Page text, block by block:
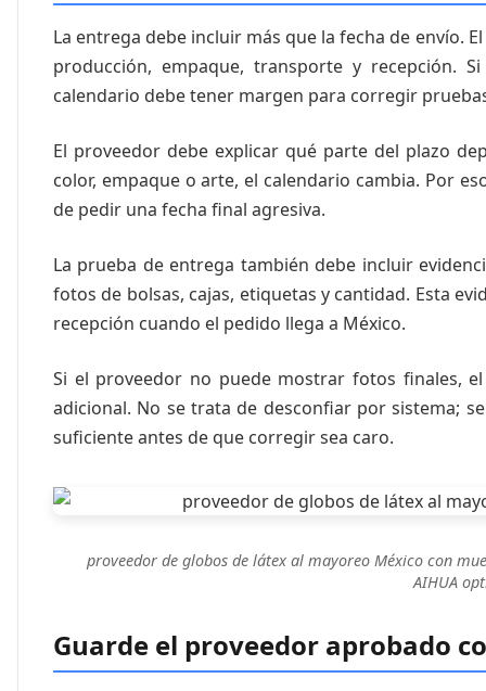
La entrega debe incluir más que la fecha de envío.
producción, empaque, transporte y recepción.
calendario debe tener margen para corregir
El proveedor debe explicar qué parte del plazo
color, empaque o arte, el calendario cambia. Por
de pedir una fecha final agresiva.
La prueba de entrega también debe incluir
fotos de bolsas, cajas, etiquetas y cantidad. Esta
recepción cuando el pedido llega a México.
Si el proveedor no puede mostrar fotos finales,
adicional. No se trata de desconfiar por sistema;
suficiente antes de que corregir sea caro.
proveedor de globos de látex al mayoreo México con
AIHUA
Guarde el proveedor aprobado